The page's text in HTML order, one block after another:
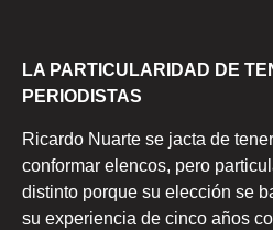
LA PARTICULARIDAD DE
PERIODISTAS
Ricardo Nuarte se jacta de
conformar elencos, pero
distinto porque su elección se
su experiencia de cinco años